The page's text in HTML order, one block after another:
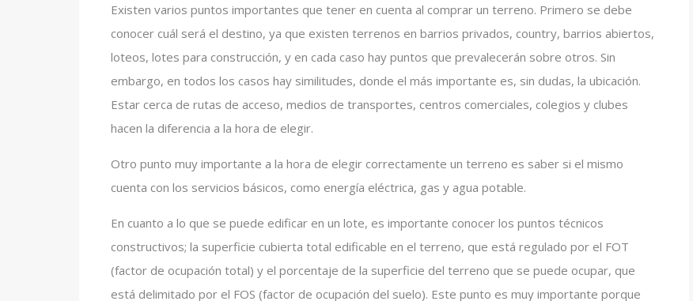
Existen varios puntos importantes que tener en cuenta al comprar un terreno. Primero se debe
conocer cuál será el destino, ya que existen terrenos en barrios privados, country, barrios abiertos,
loteos, lotes para construcción, y en cada caso hay puntos que prevalecerán sobre otros. Sin
embargo, en todos los casos hay similitudes, donde el más importante es, sin dudas, la ubicación.
Estar cerca de rutas de acceso, medios de transportes, centros comerciales, colegios y clubes
hacen la diferencia a la hora de elegir.
Otro punto muy importante a la hora de elegir correctamente un terreno es saber si el mismo
cuenta con los servicios básicos, como energía eléctrica, gas y agua potable.
En cuanto a lo que se puede edificar en un lote, es importante conocer los puntos técnicos
constructivos; la superficie cubierta total edificable en el terreno, que está regulado por el FOT
(factor de ocupación total) y el porcentaje de la superficie del terreno que se puede ocupar, que
está delimitado por el FOS (factor de ocupación del suelo). Este punto es muy importante porque